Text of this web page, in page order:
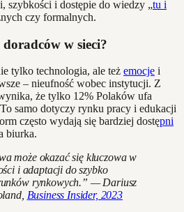
szybkości i dostępie do wiedzy „tu i
czy formalnych.
w sieci?
tylko technologia, ale też emocje i
– nieufność wobec instytucji. Z
że tylko 12% Polaków ufa
samo dotyczy rynku pracy i edukacji
często wydają się bardziej dostępni
biurka.
może okazać się kluczowa w
i adaptacji do szybko
rynkowych.” — Dariusz
Business Insider, 2023